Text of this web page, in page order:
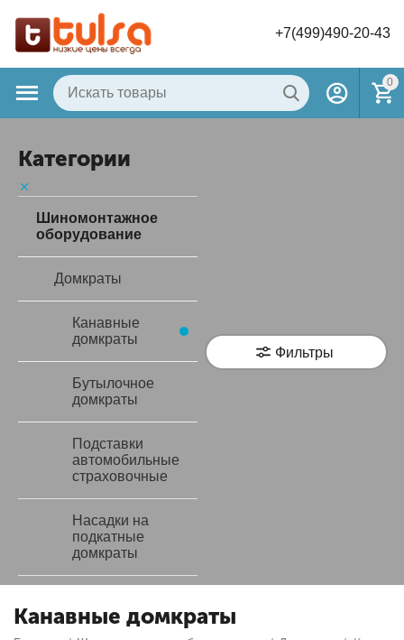
+7(499)490-20-43
0
Категории
Шиномонтажное
оборудование
Домкраты
Канавные
домкраты
Бутылочное
домкраты
Подставки
автомобильные
страховочные
Насадки на
подкатные
домкраты
Фильтры
Канавные домкраты